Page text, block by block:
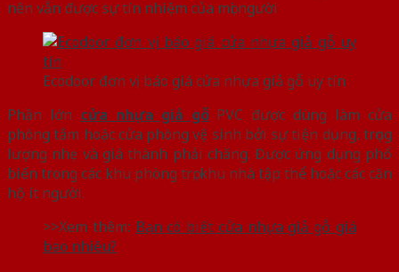
nên vẫn được sự tín nhiệm của mọi người
Ecodoor đơn vị báo giá cửa nhựa giả gỗ uy tín
Phần lớn cửa nhựa giả gỗPVC được dùng làm cửa
phòng tắm hoặc cửa phòng vệ sinh bởi sự tiện dụng, trọng
lượng nhẹ và giá thành phải chăng. Được ứng dụng phổ
biến trong các khu phòng trọ, khu nhà tập thể hoặc các căn
hộ ít người.
>>Xem thêm: Bạn có biết cửa nhựa giả gỗ giá
bao nhiêu?